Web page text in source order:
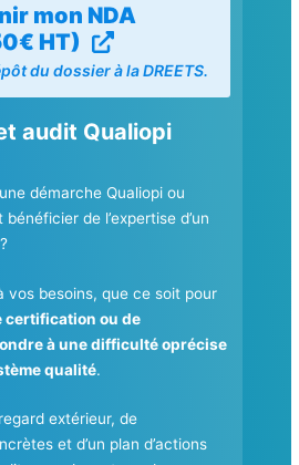
mon NDA
HT)
du dossier à la DREETS.
audit Qualiopi
démarche Qualiopi ou
de l’expertise d’un
?
vos besoins, que ce soit pour
certification ou de
à une difficulté oprécise
qualité.
extérieur, de
et d’un plan d’actions